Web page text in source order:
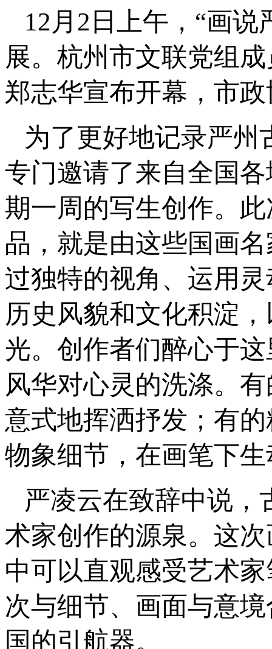
12月2日上午，“画
展。杭州市文联党组
郑志华宣布开幕，市
为了更好地记录严州
专门邀请了来自全国
期一周的写生创作。
品，就是由这些国画
过独特的视角、运用
历史风貌和文化积淀
光。创作者们醉心于
风华对心灵的洗涤。
意式地挥洒抒发；有
物象细节，在画笔下
严凌云在致辞中说，
术家创作的源泉。这
中可以直观感受艺术
次与细节、画面与意
国的引航器。